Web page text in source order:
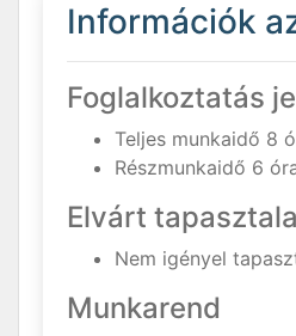
Információk
Foglalkoztatás
Teljes munkaidő 8
Részmunkaidő 6
Elvárt
Nem igényel
Munkarend